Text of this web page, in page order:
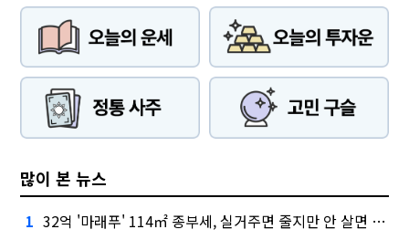
많이 본 뉴스
1 32억 '마래푸' 114㎡ 종부세, 실거주면 줄지만 안 살면 2.5배